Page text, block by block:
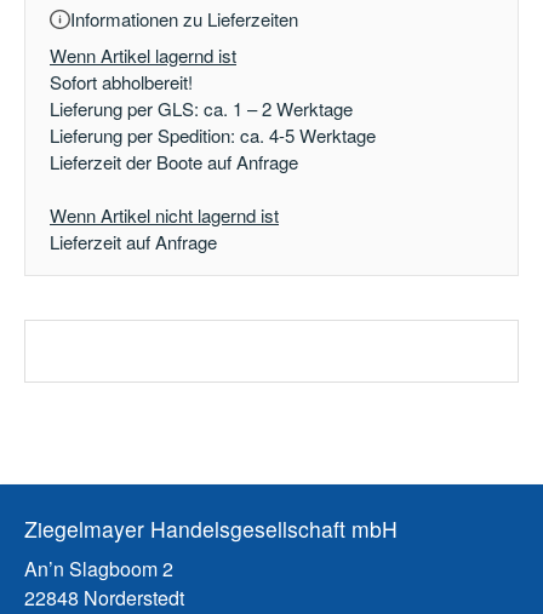
Informationen zu Lieferzeiten
Wenn Artikel lagernd ist
Sofort abholbereit!
Lieferung per GLS: ca. 1 – 2 Werktage
Lieferung per Spedition: ca. 4-5 Werktage
Lieferzeit der Boote auf Anfrage
Wenn Artikel nicht lagernd ist
Lieferzeit auf Anfrage
Ziegelmayer Handelsgesellschaft mbH
An’n Slagboom 2
22848 Norderstedt